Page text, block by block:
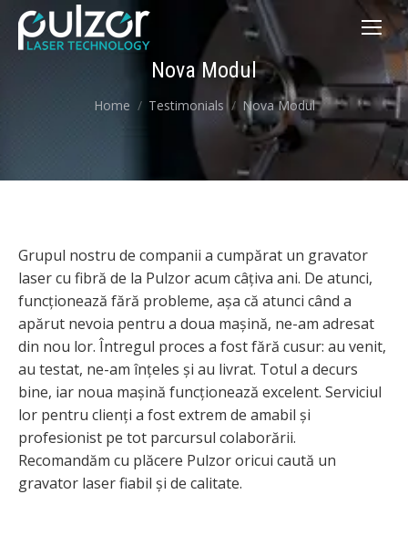
Nova Modul
You are here:
Home Testimonials Nova Modul
Grupul nostru de companii a cumpărat un gravator
laser cu fibră de la Pulzor acum câțiva ani. De atunci,
funcționează fără probleme, așa că atunci când a
apărut nevoia pentru a doua mașină, ne-am adresat
din nou lor. Întregul proces a fost fără cusur: au venit,
au testat, ne-am înțeles și au livrat. Totul a decurs
bine, iar noua mașină funcționează excelent. Serviciul
lor pentru clienți a fost extrem de amabil și
profesionist pe tot parcursul colaborării.
Recomandăm cu plăcere Pulzor oricui caută un
gravator laser fiabil și de calitate.